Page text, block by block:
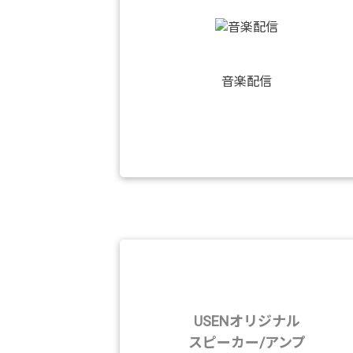
音楽配信
USENオリジナル
スピーカー/アンプ